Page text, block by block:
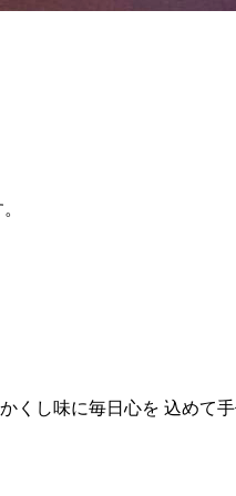
し味に毎日心を 込めて手